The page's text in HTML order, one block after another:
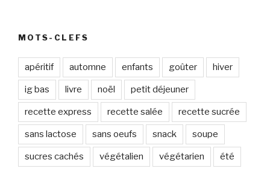
MOTS-CLEFS
apéritif automne enfants goûter hiver
ig bas livre noël petit déjeuner
recette express recette salée recette sucrée
sans lactose sans oeufs snack soupe
sucres cachés végétalien végétarien été